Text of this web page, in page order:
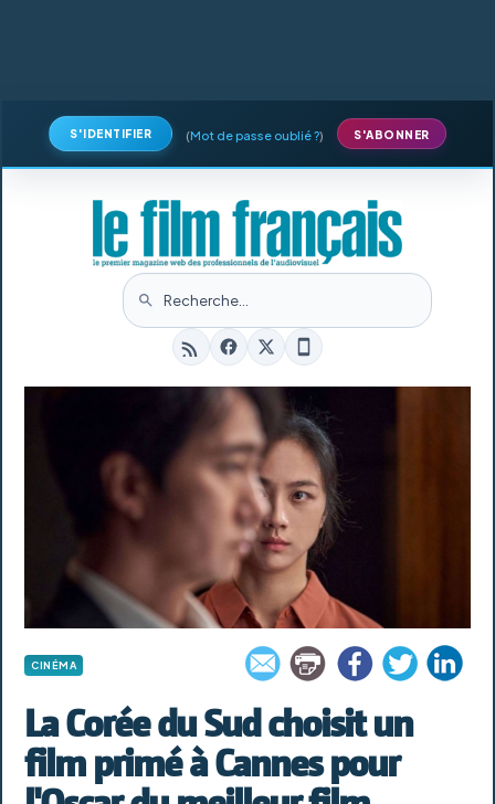
S'IDENTIFIER (Mot de passe oublié ?) S'ABONNER
CINÉMA
La Corée du Sud choisit un
film primé à Cannes pour